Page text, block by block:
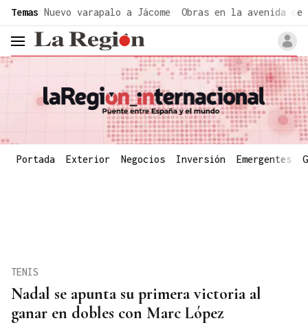
Temas Nuevo varapalo a Jácome Obras en la avenida de
header.menu.open
Portada Exterior Negocios Inversión Emergentes
Nadal se apunta su primera victoria al
ganar en dobles con Marc López
TENIS